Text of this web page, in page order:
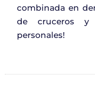
combinada en
de cruceros y
personales!